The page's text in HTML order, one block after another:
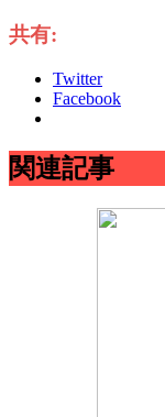
共有:
Twitter
Facebook
関連記事